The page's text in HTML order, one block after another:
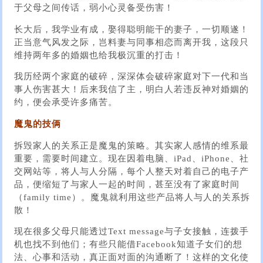
于父母之间传话，弱小心灵备受伤害！
长大后，我学业有成，娶得聪明能干的妻子，一切顺遂！
正当意气风发之际，岂料妻与同事相恋而离开我，这段只
维持两年多的婚姻也给我极沉重的打击！
我历经两个家庭的破碎，深深体会破碎家庭对下一代和当
事人伤害甚大！后来我信了主，明白人若违反神对婚姻的
约，便会承受许多痛苦。
魔鬼的技俩
拆毁家人的关系正是魔鬼的策略。其实家人感情的维系最
重要，需要时间建立。现在因着电脑、iPad、iPhone、社
交网站等，将人与人分隔，每个人整天对着自己的电子产
品，便缩短了与家人一起的时间，甚至没有了家庭时间
（family time）。魔鬼就利用这些产品将人与人的关系拆
散！
现在很多父母只能透过Text message与子女接触，连拨手
机也找不到他们；有些只能借Facebook知道子女们的想
法、心事和活动，真正面对面的沟通断了！这样的文化使